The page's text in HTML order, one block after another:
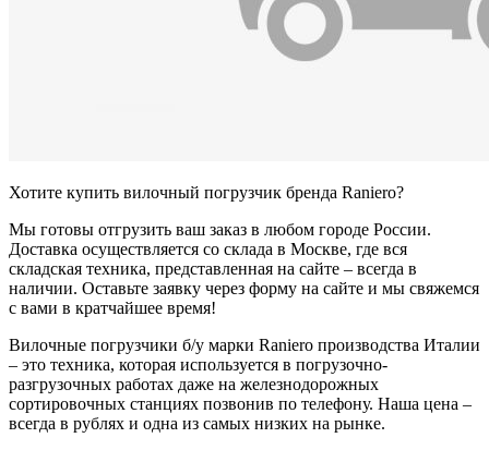
Хотите купить вилочный погрузчик бренда Raniero?
Мы готовы отгрузить ваш заказ в любом городе России.
Доставка осуществляется со склада в Москве, где вся
складская техника, представленная на сайте – всегда в
наличии. Оставьте заявку через форму на сайте и мы свяжемся
с вами в кратчайшее время!
Вилочные погрузчики б/у марки Raniero производства Италии
– это техника, которая используется в погрузочно-
разгрузочных работах даже на железнодорожных
сортировочных станциях позвонив по телефону. Наша цена –
всегда в рублях и одна из самых низких на рынке.